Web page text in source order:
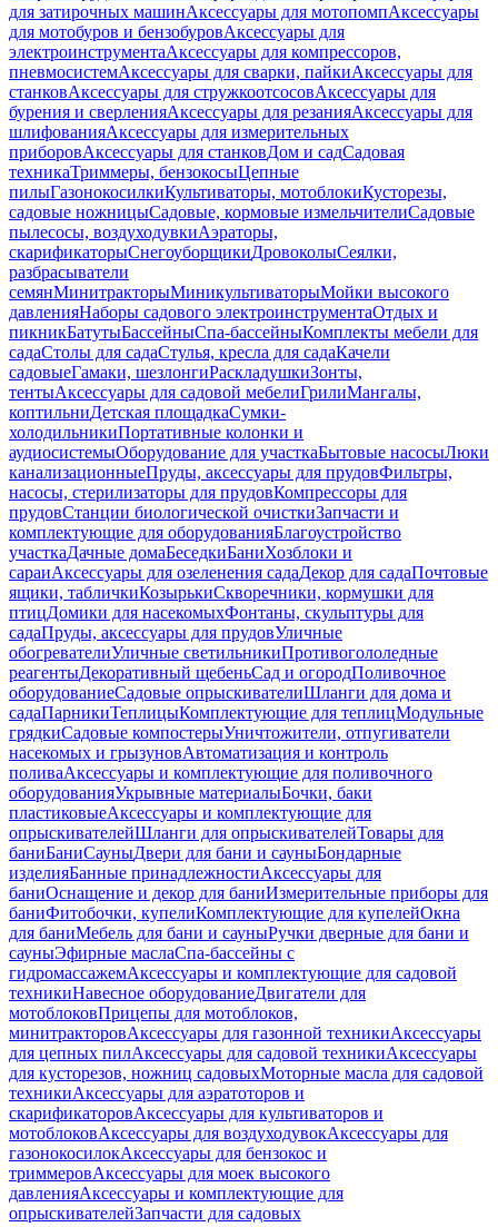
для затирочных машинАксессуары для мотопомпАксессуары
для мотобуров и бензобуровАксессуары для
электроинструментаАксессуары для компрессоров,
пневмосистемАксессуары для сварки, пайкиАксессуары для
станковАксессуары для стружкоотсосовАксессуары для
бурения и сверленияАксессуары для резанияАксессуары для
шлифованияАксессуары для измерительных
приборовАксессуары для станковДом и садСадовая
техникаТриммеры, бензокосыЦепные
пилыГазонокосилкиКультиваторы, мотоблокиКусторезы,
садовые ножницыСадовые, кормовые измельчителиСадовые
пылесосы, воздуходувкиАэраторы,
скарификаторыСнегоуборщикиДровоколыСеялки,
разбрасыватели
семянМинитракторыМиникультиваторыМойки высокого
давленияНаборы садового электроинструментаОтдых и
пикникБатутыБассейныСпа-бассейныКомплекты мебели для
садаСтолы для садаСтулья, кресла для садаКачели
садовыеГамаки, шезлонгиРаскладушкиЗонты,
тентыАксессуары для садовой мебелиГрилиМангалы,
коптильниДетская площадкаСумки-
холодильникиПортативные колонки и
аудиосистемыОборудование для участкаБытовые насосыЛюки
канализационныеПруды, аксессуары для прудовФильтры,
насосы, стерилизаторы для прудовКомпрессоры для
прудовСтанции биологической очисткиЗапчасти и
комплектующие для оборудованияБлагоустройство
участкаДачные домаБеседкиБаниХозблоки и
сараиАксессуары для озеленения садаДекор для садаПочтовые
ящики, табличкиКозырькиСкворечники, кормушки для
птицДомики для насекомыхФонтаны, скульптуры для
садаПруды, аксессуары для прудовУличные
обогревателиУличные светильникиПротивогололедные
реагентыДекоративный щебеньСад и огородПоливочное
оборудованиеСадовые опрыскивателиШланги для дома и
садаПарникиТеплицыКомплектующие для теплицМодульные
грядкиСадовые компостерыУничтожители, отпугиватели
насекомых и грызуновАвтоматизация и контроль
поливаАксессуары и комплектующие для поливочного
оборудованияУкрывные материалыБочки, баки
пластиковыеАксессуары и комплектующие для
опрыскивателейШланги для опрыскивателейТовары для
баниБаниСауныДвери для бани и сауныБондарные
изделияБанные принадлежностиАксессуары для
баниОснащение и декор для баниИзмерительные приборы для
баниФитобочки, купелиКомплектующие для купелейОкна
для баниМебель для бани и сауныРучки дверные для бани и
сауныЭфирные маслаСпа-бассейны с
гидромассажемАксессуары и комплектующие для садовой
техникиНавесное оборудованиеДвигатели для
мотоблоковПрицепы для мотоблоков,
минитракторовАксессуары для газонной техникиАксессуары
для цепных пилАксессуары для садовой техникиАксессуары
для кусторезов, ножниц садовыхМоторные масла для садовой
техникиАксессуары для аэратоторов и
скарификаторовАксессуары для культиваторов и
мотоблоковАксессуары для воздуходувокАксессуары для
газонокосилокАксессуары для бензокос и
триммеровАксессуары для моек высокого
давленияАксессуары и комплектующие для
опрыскивателейЗапчасти для садовых